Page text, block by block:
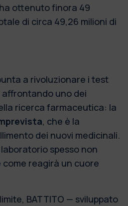
ottenuto finora 49
di circa 49,26 milioni di
a rivoluzionare i test
uno dei
ricerca farmaceutica: la
, che è la
dei nuovi medicinali.
spesso non
reagirà un cuore
BATTITO — sviluppato